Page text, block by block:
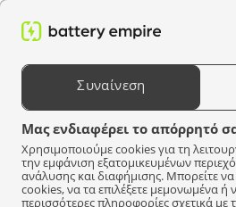
Συναίνεση
Μας ενδιαφέρει το απόρρητό
Χρησιμοποιούμε cookies για τη
την εμφάνιση εξατομικευμένων
ανάλυσης και διαφήμισης. Μπορείτε
cookies, να τα επιλέξετε μεμονωμένα ή
περισσότερες πληροφορίες σχετικά
Αναζήτηση προϊόντων
Επιλέξτε μια συσκευή
Battery Empire Φορτιστής Φορτιστές
Φορτιστές κινητών